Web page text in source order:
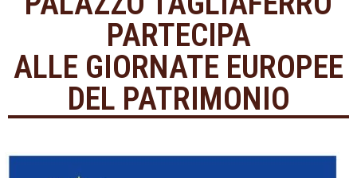
PARTECIPA
ALLE GIORNATE EUROPEE
DEL PATRIMONIO